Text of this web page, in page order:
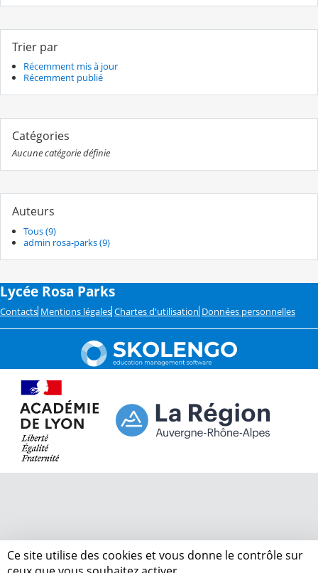
Trier par
Récemment mis à jour
Récemment publié
Catégories
Aucune catégorie définie
Auteurs
Tous (9)
admin rosa-parks (9)
Lycée Rosa Parks
Contacts Mentions légales Chartes d'utilisation Données personnelles
Ce site utilise des cookies et vous donne le contrôle sur